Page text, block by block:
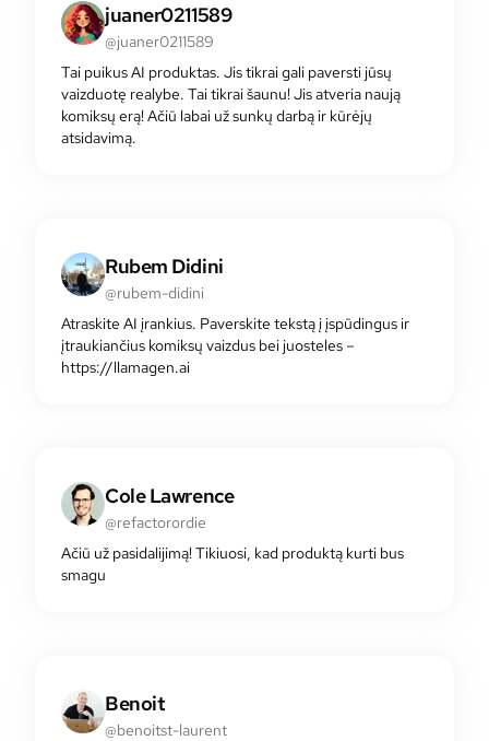
juaner0211589
@juaner0211589
Tai puikus AI produktas. Jis tikrai gali paversti jūsų
vaizduotę realybe. Tai tikrai šaunu! Jis atveria naują
komiksų erą! Ačiū labai už sunkų darbą ir kūrėjų
atsidavimą.
Rubem Didini
@rubem-didini
Atraskite AI įrankius. Paverskite tekstą į įspūdingus ir
įtraukiančius komiksų vaizdus bei juosteles –
https://llamagen.ai
Cole Lawrence
@refactorordie
Ačiū už pasidalijimą! Tikiuosi, kad produktą kurti bus
smagu
Benoit
@benoitst-laurent